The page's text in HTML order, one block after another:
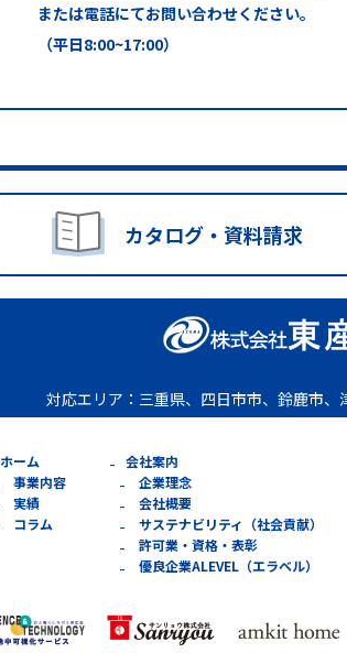
または電話にてお問い合わせください。
（平日8:00~17:00）
カタログ・資料請求
対応エリア： 三重県、四日市市、鈴鹿市
ホーム
事業内容
実績
コラム
会社案内
企業理念
会社概要
サステナビリティ（社会貢献）
許可業・資格・表彰
優良企業ALEVEL（エラベル）